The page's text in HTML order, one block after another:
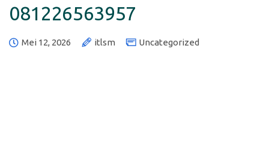
081226563957
Mei 12, 2026 itlsm Uncategorized